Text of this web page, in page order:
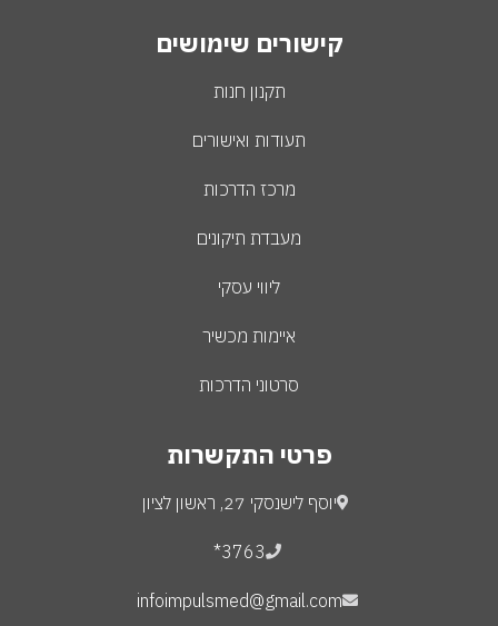
קישורים שימושים
תקנון חנות
תעודות ואישורים
מרכז הדרכות
מעבדת תיקונים
ליווי עסקי
איימות מכשיר
סרטוני הדרכות
פרטי התקשרות
יוסף לישנסקי 27, ראשון לציון
3763*
infoimpulsmed@gmail.com